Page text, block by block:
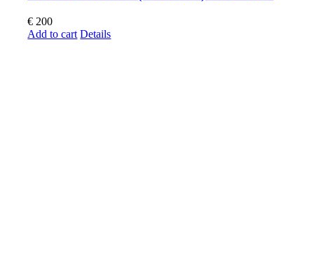
€ 200
Add to cart Details